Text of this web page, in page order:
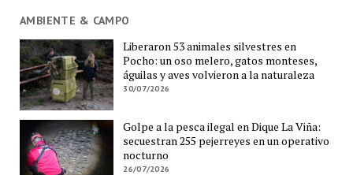
AMBIENTE & CAMPO
Liberaron 53 animales silvestres en
Pocho: un oso melero, gatos monteses,
águilas y aves volvieron a la naturaleza
30/07/2026
Golpe a la pesca ilegal en Dique La Viña:
secuestran 255 pejerreyes en un operativo
nocturno
26/07/2026